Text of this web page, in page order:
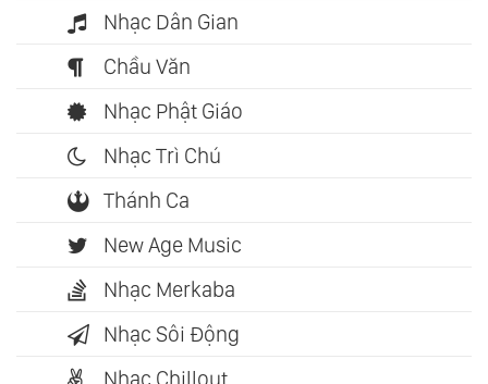
Nhạc Dân Gian
Chầu Văn
Nhạc Phật Giáo
Nhạc Trì Chú
Thánh Ca
New Age Music
Nhạc Merkaba
Nhạc Sôi Động
Nhạc Chillout